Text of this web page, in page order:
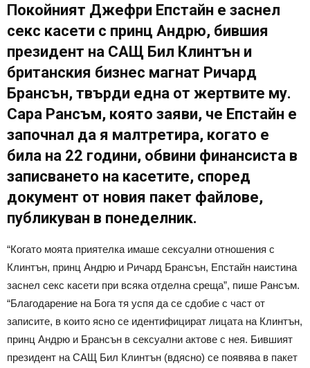
Покойният Джефри Епстайн е заснел
секс касети с принц Андрю, бившия
президент на САЩ Бил Клинтън и
британския бизнес магнат Ричард
Брансън, твърди една от жертвите му.
Сара Рансъм, която заяви, че Епстайн е
започнал да я малтретира, когато е
била на 22 години, обвини финансиста в
записването на касетите, според
документ от новия пакет файлове,
публикуван в понеделник.
“Когато моята приятелка имаше сексуални отношения с
Клинтън, принц Андрю и Ричард Брансън, Епстайн наистина
заснел секс касети при всяка отделна среща”, пише Рансъм.
“Благодарение на Бога тя успя да се сдобие с част от
записите, в които ясно се идентифицират лицата на Клинтън,
принц Андрю и Брансън в сексуални актове с нея. Бившият
президент на САЩ Бил Клинтън (вдясно) се появява в пакет